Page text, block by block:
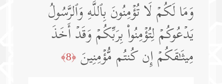
وَمَا لَكُمۡ لَا تُؤۡمِنُونَ بِٱللَّهِ وَٱلرَّسُولُ
یَدۡعُوكُمۡ لِتُؤۡمِنُوا۟ بِرَبِّكُمۡ وَقَدۡ أَخَذَ
مِیثَـٰقَكُمۡ إِن كُنتُم مُّؤۡمِنِینَ ﴿8﴾